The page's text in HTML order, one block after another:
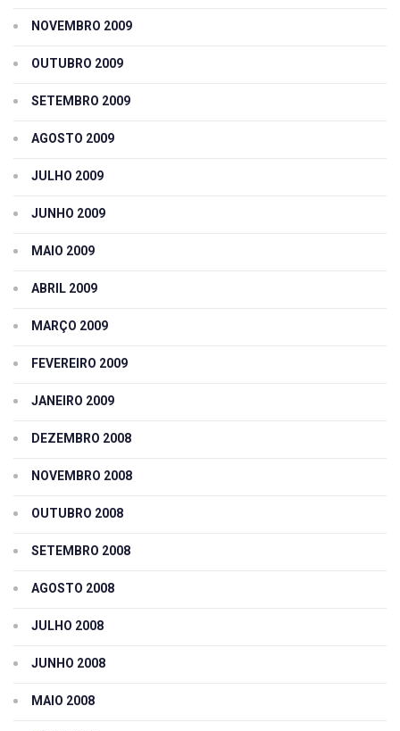
NOVEMBRO 2009
OUTUBRO 2009
SETEMBRO 2009
AGOSTO 2009
JULHO 2009
JUNHO 2009
MAIO 2009
ABRIL 2009
MARÇO 2009
FEVEREIRO 2009
JANEIRO 2009
DEZEMBRO 2008
NOVEMBRO 2008
OUTUBRO 2008
SETEMBRO 2008
AGOSTO 2008
JULHO 2008
JUNHO 2008
MAIO 2008